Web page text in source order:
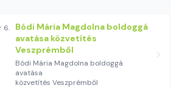
6.
Bódi Mária Magdolna boldoggá
avatása közvetítés
Veszprémből
Bódi Mária Magdolna boldoggá
avatása
közvetítés Veszprémből